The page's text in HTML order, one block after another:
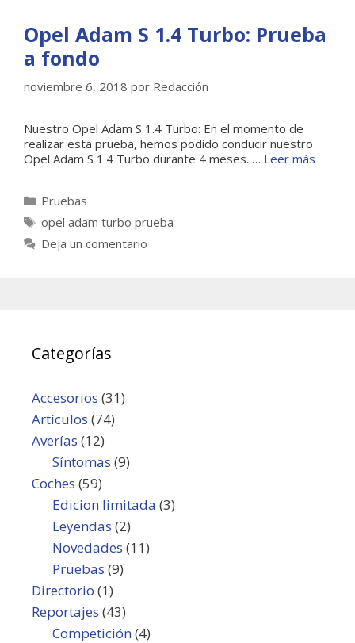
Opel Adam S 1.4 Turbo: Prueba
a fondo
noviembre 6, 2018 por Redacción
Nuestro Opel Adam S 1.4 Turbo: En el momento de
realizar esta prueba, hemos podido conducir nuestro
Opel Adam S 1.4 Turbo durante 4 meses. … Leer más
Categorías
Pruebas
Etiquetas
opel adam turbo prueba
Deja un comentario
Categorías
Accesorios (31)
Artículos (74)
Averías (12)
Síntomas (9)
Coches (59)
Edicion limitada (3)
Leyendas (2)
Novedades (11)
Pruebas (9)
Directorio (1)
Reportajes (43)
Competición (4)